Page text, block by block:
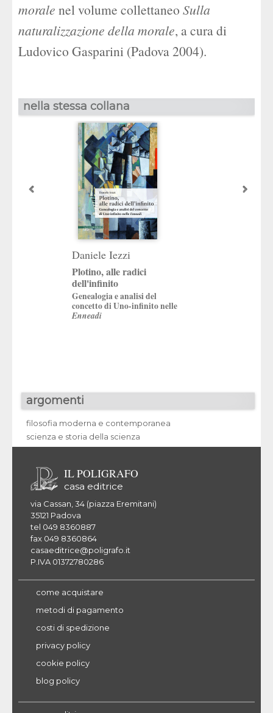
morale nel volume collettaneo Sulla
naturalizzazione della morale, a cura di
Ludovico Gasparini (Padova 2004).
nella stessa collana
Daniele Iezzi
Plotino, alle radici
dell'infinito
Genealogia e analisi del
concetto di Uno-infinito nelle
Enneadi
argomenti
filosofia moderna e contemporanea
scienza e storia della scienza
IL POLIGRAFO
casa editrice
via Cassan, 34 (piazza Eremitani)
35121 Padova
tel 049 8360887
fax 049 8360864
casaeditrice@poligrafo.it
P.IVA 01372780286
come acquistare
metodi di pagamento
costi di spedizione
privacy policy
cookie policy
blog policy